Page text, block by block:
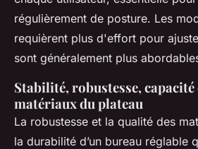
régulièrement de posture. Les
requièrent plus d'effort pour
sont généralement plus
Stabilité, robustesse, capacité
matériaux du plateau
La robustesse et la qualité des
la durabilité d’un bureau réglable